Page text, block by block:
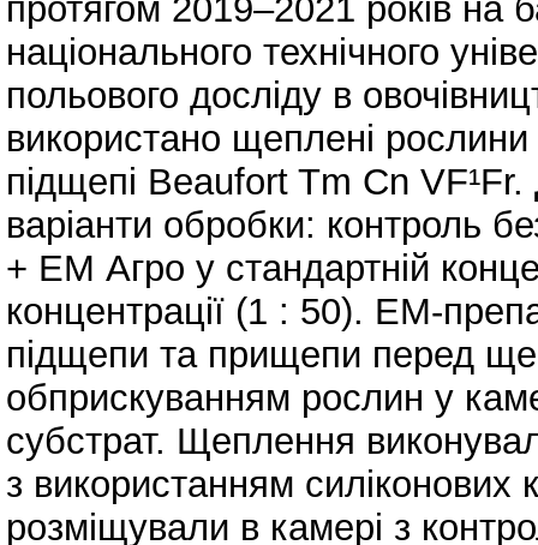
протягом 2019–2021 років на
національного технічного
польового досліду в
використано щеплені
підщепі Beaufort Tm Cn
варіанти обробки: контроль
+ ЕМ Агро у стандартній
концентрації (1 : 50). ЕМ-
підщепи та прищепи перед
обприскуванням рослин у
субстрат. Щеплення
з використанням
розміщували в камері з